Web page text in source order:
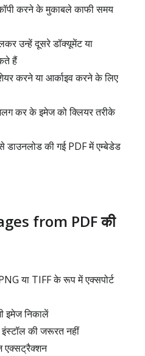
करने के मुकाबले काफी समय
उन्हें दूसरे डॉक्यूमेंट या
हैं
करने या आर्काइव करने के लिए
कर के इमेज को क्लियर तरीके
डाउनलोड की गई PDF में एम्बेडेड
from PDF की
या TIFF के रूप में एक्सपोर्ट
इमेज निकालें
की जरूरत नहीं
एक्सट्रैक्शन